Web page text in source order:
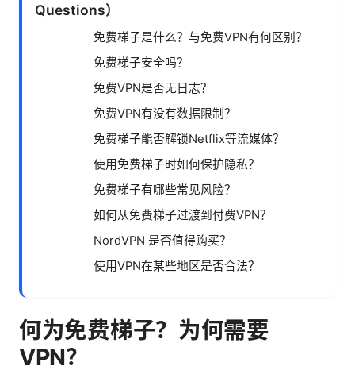
Questions）
免费梯子是什么？与免费VPN有何区别？
免费梯子安全吗？
免费VPN是否无日志？
免费VPN有没有数据限制？
免费梯子能否解锁Netflix等流媒体？
使用免费梯子时如何保护隐私？
免费梯子有哪些常见风险？
如何从免费梯子过渡到付费VPN？
NordVPN 是否值得购买？
使用VPN在某些地区是否合法？
何为免费梯子？为何需要
VPN？